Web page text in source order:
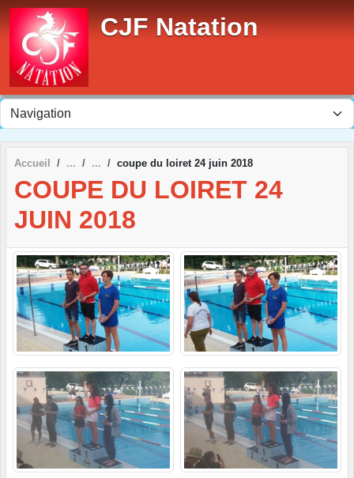
CJF Natation
Accueil coupe du loiret 24 juin 2018
COUPE DU LOIRET 24
JUIN 2018
Panneau de gestion des cookies